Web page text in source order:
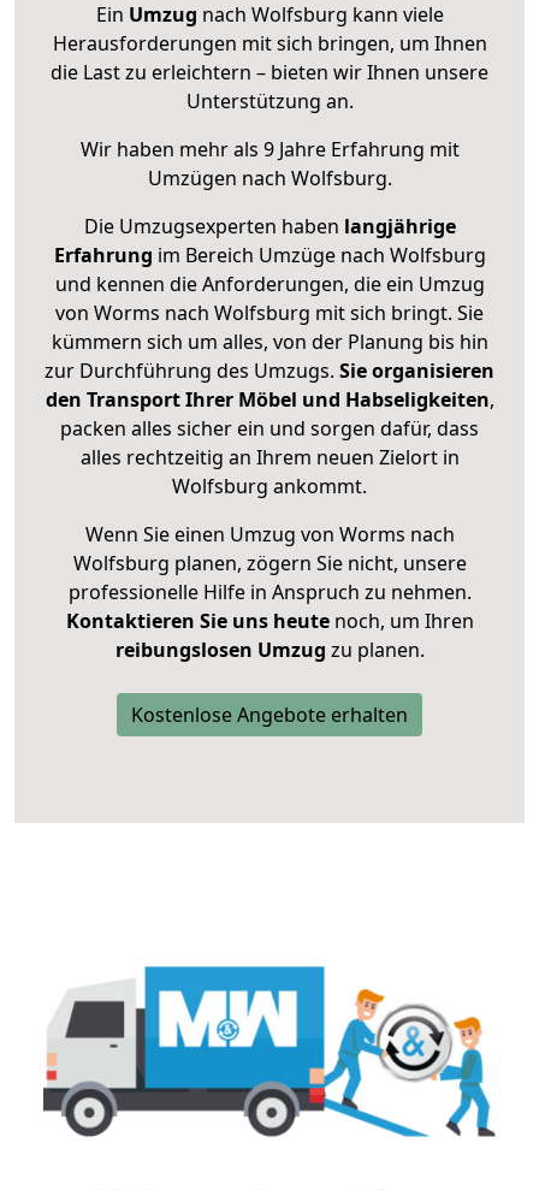
Ein Umzug nach Wolfsburg kann viele
Herausforderungen mit sich bringen, um Ihnen
die Last zu erleichtern – bieten wir Ihnen unsere
Unterstützung an.
Wir haben mehr als 9 Jahre Erfahrung mit
Umzügen nach Wolfsburg.
Die Umzugsexperten haben langjährige
Erfahrung im Bereich Umzüge nach Wolfsburg
und kennen die Anforderungen, die ein Umzug
von Worms nach Wolfsburg mit sich bringt. Sie
kümmern sich um alles, von der Planung bis hin
zur Durchführung des Umzugs. Sie organisieren
den Transport Ihrer Möbel und Habseligkeiten,
packen alles sicher ein und sorgen dafür, dass
alles rechtzeitig an Ihrem neuen Zielort in
Wolfsburg ankommt.
Wenn Sie einen Umzug von Worms nach
Wolfsburg planen, zögern Sie nicht, unsere
professionelle Hilfe in Anspruch zu nehmen.
Kontaktieren Sie uns heutenoch, um Ihren
reibungslosen Umzug zu planen.
Kostenlose Angebote erhalten